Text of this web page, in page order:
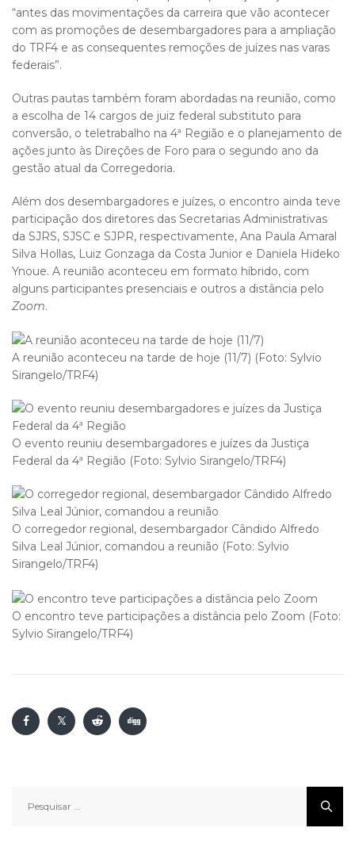
“antes das movimentações da carreira que vão acontecer
com as promoções de desembargadores para a ampliação
do TRF4 e as consequentes remoções de juízes nas varas
federais”.
Outras pautas também foram abordadas na reunião, como
a escolha de 14 cargos de juiz federal substituto para
conversão, o teletrabalho na 4ª Região e o planejamento de
ações junto às Direções de Foro para o segundo ano da
gestão atual da Corregedoria.
Além dos desembargadores e juízes, o encontro ainda teve
participação dos diretores das Secretarias Administrativas
da SJRS, SJSC e SJPR, respectivamente, Ana Paula Amaral
Silva Hollas, Luiz Gonzaga da Costa Junior e Daniela Hideko
Ynoue. A reunião aconteceu em formato híbrido, com
alguns participantes presenciais e outros a distância pelo
Zoom.
A reunião aconteceu na tarde de hoje (11/7) (Foto: Sylvio
Sirangelo/TRF4)
O evento reuniu desembargadores e juízes da Justiça
Federal da 4ª Região (Foto: Sylvio Sirangelo/TRF4)
O corregedor regional, desembargador Cândido Alfredo
Silva Leal Júnior, comandou a reunião (Foto: Sylvio
Sirangelo/TRF4)
O encontro teve participações a distância pelo Zoom (Foto:
Sylvio Sirangelo/TRF4)
por: